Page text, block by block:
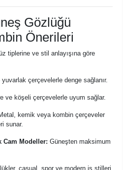
Gözlüğü
Önerileri
tiplerine ve stil anlayışına göre
çerçevelerle denge sağlanır.
ve köşeli çerçevelerle uyum sağlar.
kemik veya kombin çerçeveler
sunar.
Cam Modeller: Güneşten maksimum
casual, spor ve modern iş stilleri